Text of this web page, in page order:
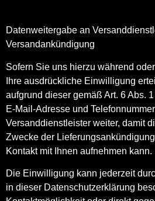
Datenweitergabe an
Versandankündigung
Sofern Sie uns hierzu während
Ihre ausdrückliche Einwilligung
aufgrund dieser gemäß Art. 6 Abs.
E-Mail-Adresse und
Versanddienstleister weiter, damit
Zwecke der
Kontakt mit Ihnen aufnehmen kann.
Die Einwilligung kann jederzeit
in dieser Datenschutzerklärung